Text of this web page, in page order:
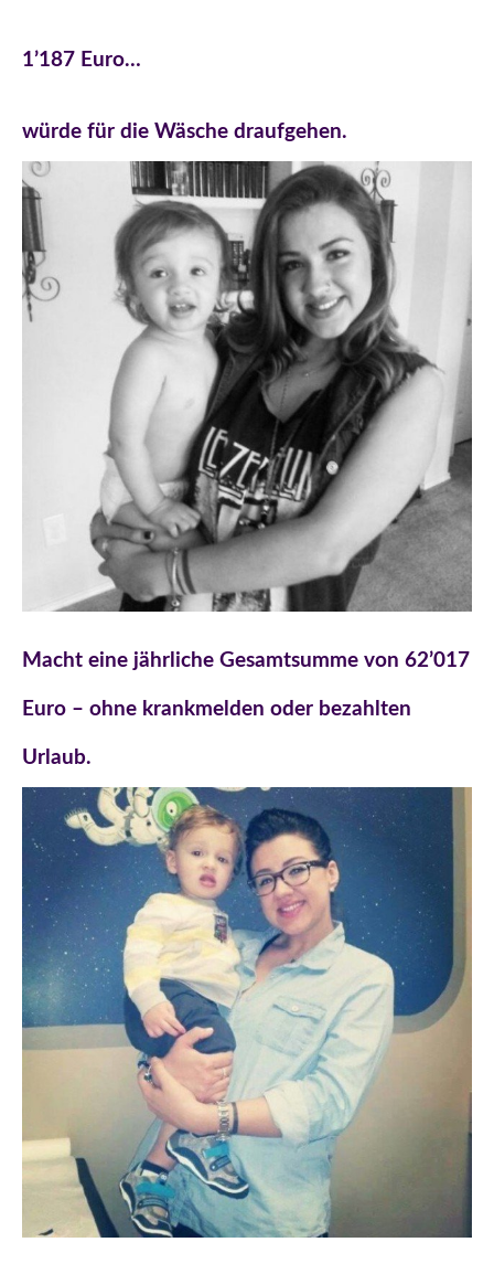
1’187 Euro…
würde für die Wäsche draufgehen.
Macht eine jährliche Gesamtsumme von 62’017
Euro – ohne krankmelden oder bezahlten
Urlaub.